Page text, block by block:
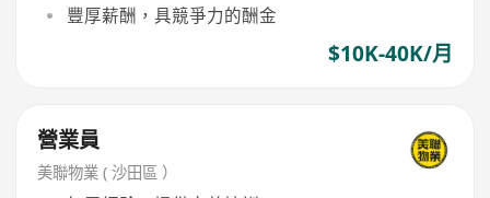
豐厚薪酬，具競爭力的酬金
$10K-40K/月
營業員
美聯物業 ( 沙田區 ）